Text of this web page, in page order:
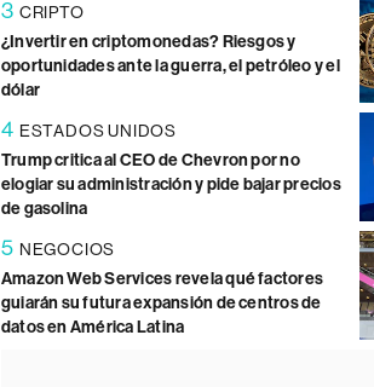
3 CRIPTO
¿Invertir en criptomonedas? Riesgos y
oportunidades ante la guerra, el petróleo y el
dólar
4 ESTADOS UNIDOS
Trump critica al CEO de Chevron por no
elogiar su administración y pide bajar precios
de gasolina
5 NEGOCIOS
Amazon Web Services revela qué factores
guiarán su futura expansión de centros de
datos en América Latina